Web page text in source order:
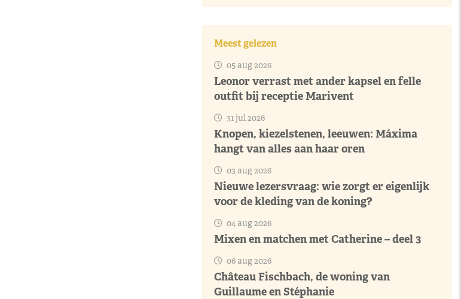
Meest gelezen
05 aug 2026
Leonor verrast met ander kapsel en felle
outfit bij receptie Marivent
31 jul 2026
Knopen, kiezelstenen, leeuwen: Máxima
hangt van alles aan haar oren
03 aug 2026
Nieuwe lezersvraag: wie zorgt er eigenlijk
voor de kleding van de koning?
04 aug 2026
Mixen en matchen met Catherine – deel 3
06 aug 2026
Château Fischbach, de woning van
Guillaume en Stéphanie